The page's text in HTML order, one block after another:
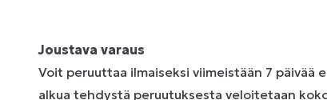
Joustava varaus
Voit peruuttaa ilmaiseksi viimeistään 7 päivää
alkua tehdystä peruutuksesta veloitetaan